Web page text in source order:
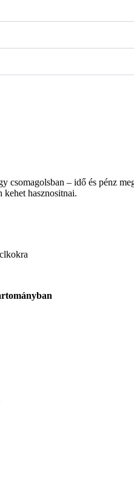
– idő és pénz
kehet hasznositnai.